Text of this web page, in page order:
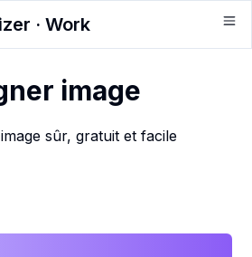
· Work
image
sûr, gratuit et facile